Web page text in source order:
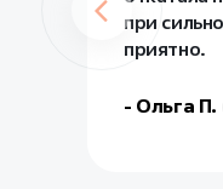
при
приятно.
- Ольга П.